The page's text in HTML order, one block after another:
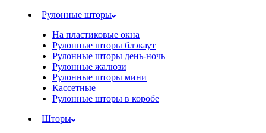
Рулонные шторы
На пластиковые окна
Рулонные шторы блэкаут
Рулонные шторы день-ночь
Рулонные жалюзи
Рулонные шторы мини
Кассетные
Рулонные шторы в коробе
Шторы